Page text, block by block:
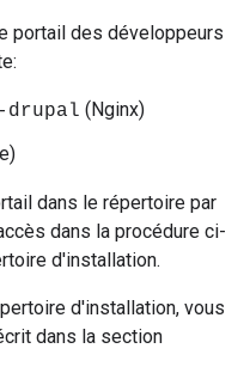
portail des développeurs
drupal (Nginx)
dans le répertoire par
dans la procédure ci-
d'installation.
d'installation, vous
dans la section